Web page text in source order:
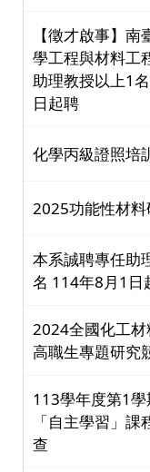
【徵才啟事】
學工程與材料工
助理教授以上1
日起聘
化學丙級證照培
2025功能性材料
本系誠聘專任助
名 114年8月1日
2024全國化工
高職生專題研究
113學年度第1
「自主學習」
查